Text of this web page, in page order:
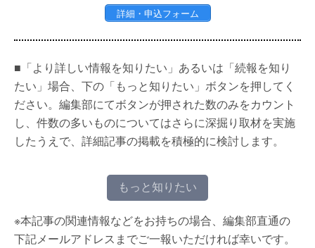
詳細・申込フォーム
■「より詳しい情報を知りたい」あるいは「続報を知り
たい」場合、下の「もっと知りたい」ボタンを押してく
ださい。編集部にてボタンが押された数のみをカウント
し、件数の多いものについてはさらに深掘り取材を実施
したうえで、詳細記事の掲載を積極的に検討します。
もっと知りたい
※本記事の関連情報などをお持ちの場合、編集部直通の
下記メールアドレスまでご一報いただければ幸いです。